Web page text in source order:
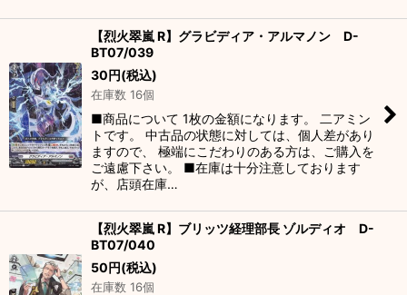
【烈火翠嵐 R】グラビディア・アルマノン D-
BT07/039
30円(税込)
在庫数 16個
■商品について 1枚の金額になります。 二アミン
トです。 中古品の状態に対しては、個人差があり
ますので、 極端にこだわりのある方は、ご購入を
ご遠慮下さい。 ■在庫は十分注意しております
が、店頭在庫…
【烈火翠嵐 R】ブリッツ経理部長 ゾルディオ D-
BT07/040
50円(税込)
在庫数 16個